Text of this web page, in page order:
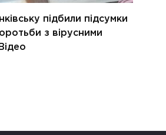
підбили підсумки
з вірусними